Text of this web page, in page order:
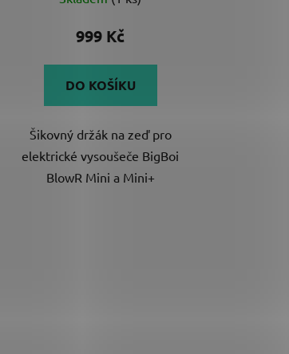
hodnocení
produktu
z
hvězdiček.
999 Kč
DO KOŠÍKU
Šikovný držák na zeď pro
elektrické vysoušeče BigBoi
BlowR Mini a Mini+